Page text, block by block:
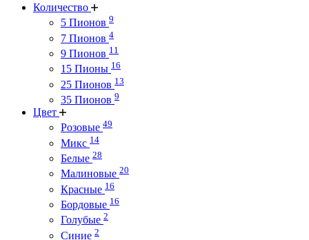
Количество
5 Пионов 9
7 Пионов 4
9 Пионов 11
15 Пионы 16
25 Пионов 13
35 Пионов 9
Цвет
Розовые 49
Микс 14
Белые 28
Малиновые 20
Красные 16
Бордовые 16
Голубые 2
Синие 2